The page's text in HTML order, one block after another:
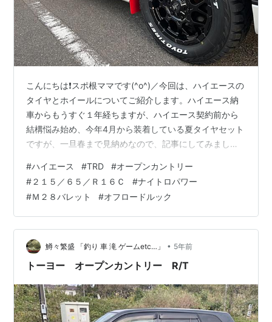
こんにちは❗️スポ根ママです(^o^)／今回は、ハイエースの
タイヤとホイールについてご紹介します。ハイエース納
車からもうすぐ１年経ちますが、ハイエース契約前から
結構悩み始め、今年4月から装着している夏タイヤセット
ですが、一旦春まで見納めなので、記事にしてみまし
#ハイエース #TRD #オープンカントリー
#２１５／６５／Ｒ１６Ｃ #ナイトロパワー
#Ｍ２８バレット #オフロードルック
鱒々繁盛 「釣り 車 滝 ゲームetc…」 • 5年前
トーヨー オープンカントリー R/T